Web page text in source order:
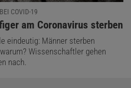
COVID-19
am Coronavirus sterben
eindeutig: Männer sterben
Wissenschaftler gehen
nach.